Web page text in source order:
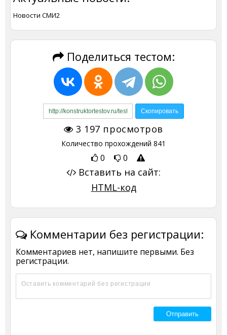
Новости СМИ2
Поделиться тестом:
3 197 просмотров
Количество прохождений 841
0 0
Вставить на сайт:
HTML-код
Комментарии без регистрации:
Комментариев нет, напишите первыми. Без
регистрации.